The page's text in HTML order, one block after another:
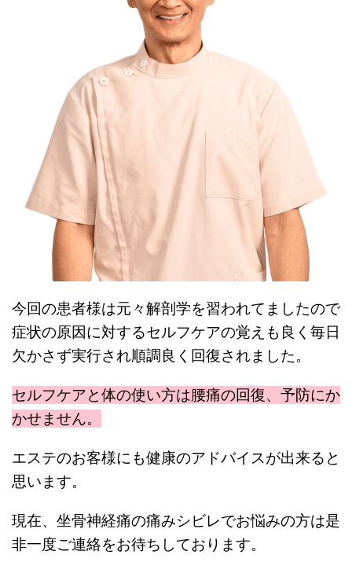
今回の患者様は元々解剖学を習われてましたので
症状の原因に対するセルフケアの覚えも良く毎日
欠かさず実行され順調良く回復されました。
セルフケアと体の使い方は腰痛の回復、予防にか
かせません。
エステのお客様にも健康のアドバイスが出来ると
思います。
現在、坐骨神経痛の痛みシビレでお悩みの方は是
非一度ご連絡をお待ちしております。